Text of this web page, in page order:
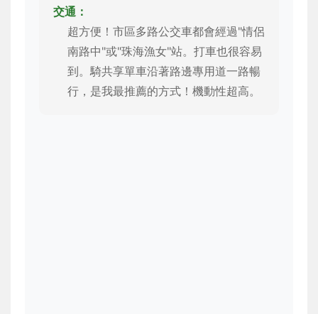
交通：
超方便！市區多路公交車都會經過"情侶
南路中"或"珠海漁女"站。打車也很容易
到。騎共享單車沿著路邊專用道一路暢
行，是我最推薦的方式！機動性超高。